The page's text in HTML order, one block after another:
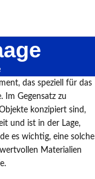
das speziell für das
Im Gegensatz zu
konzipiert sind,
und ist in der Lage,
es wichtig, eine solche
Materialien